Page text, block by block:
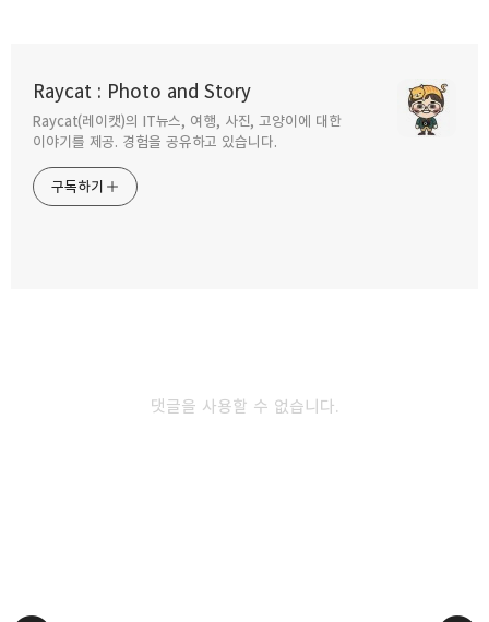
Raycat : Photo and Story
Raycat(레이캣)의 IT뉴스, 여행, 사진, 고양이에 대한
이야기를 제공. 경험을 공유하고 있습니다.
구독하기
댓글을 사용할 수 없습니다.
구독하기 카카오톡
모바일앱
2024.05.10
체코 여행 낭만적인 프라하 구시가지의 밤 풍경